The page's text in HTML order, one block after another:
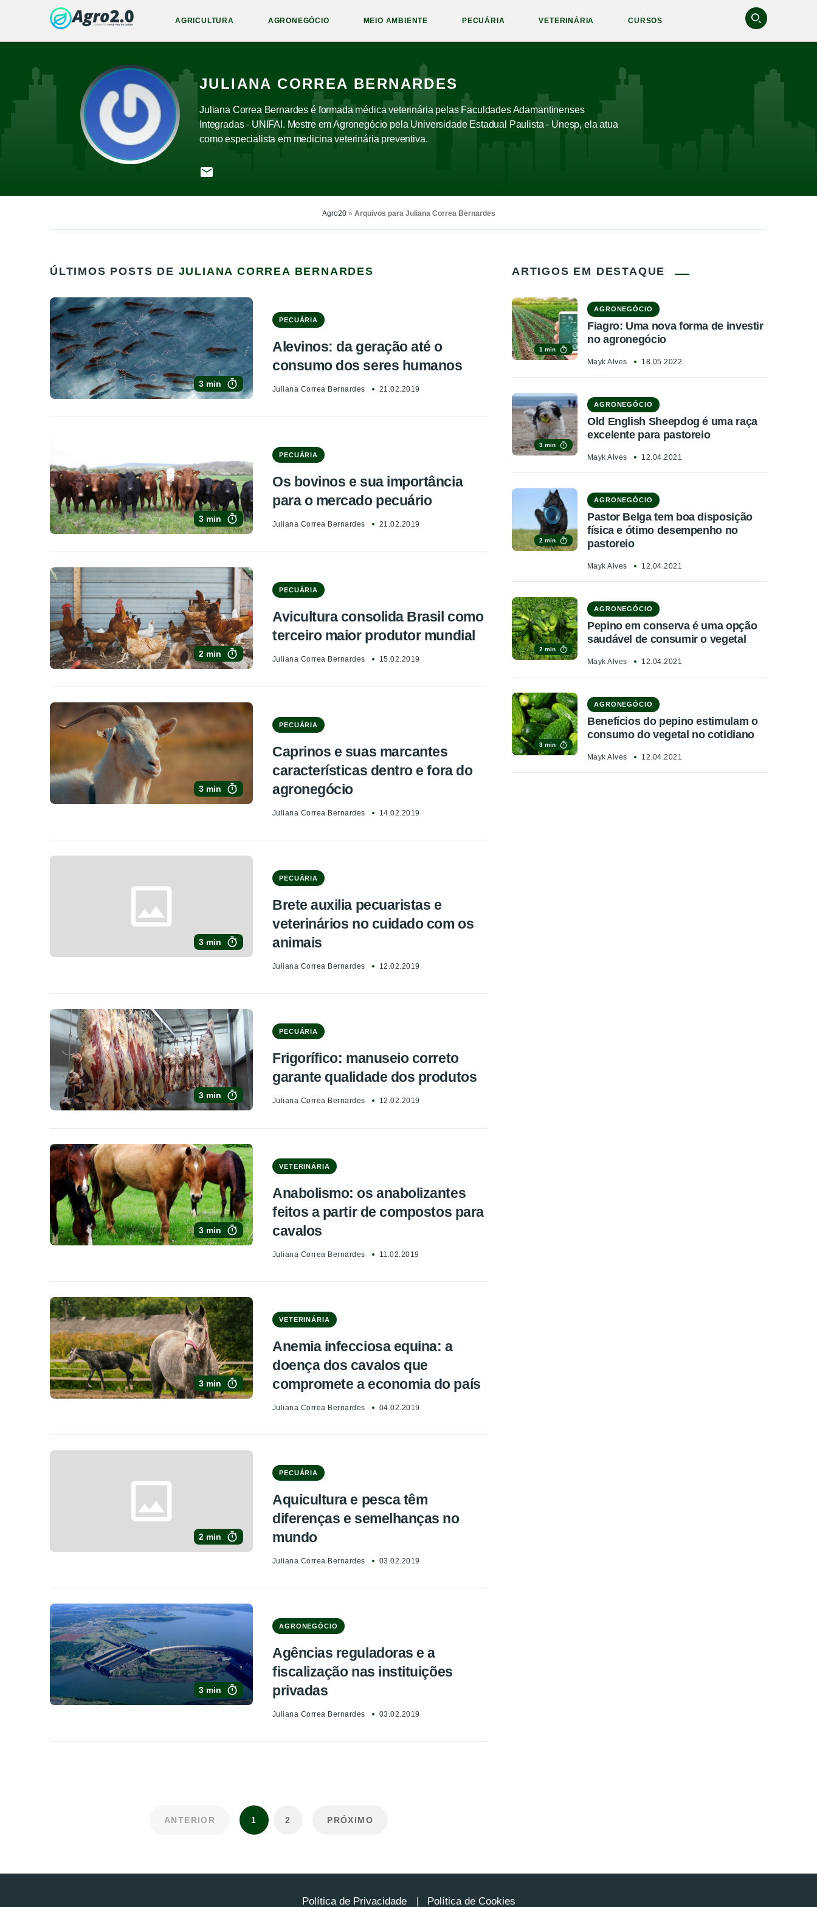
AGRICULTURA AGRONEGÓCIO MEIO AMBIENTE PECUÁRIA VETERINÁRIA CURSOS
JULIANA CORREA BERNARDES
Juliana Correa Bernardes é formada médica veterinária pelas Faculdades Adamantinenses
Integradas - UNIFAI. Mestre em Agronegócio pela Universidade Estadual Paulista - Unesp, ela atua
como especialista em medicina veterinária preventiva.
Agro20» Arquivos para Juliana Correa Bernardes
ÚLTIMOS POSTS DE JULIANA CORREA BERNARDES
3 min
PECUÁRIA
Alevinos: da geração até o
consumo dos seres humanos
Juliana Correa Bernardes 21.02.2019
3 min
PECUÁRIA
Os bovinos e sua importância
para o mercado pecuário
Juliana Correa Bernardes 21.02.2019
2 min
PECUÁRIA
Avicultura consolida Brasil como
terceiro maior produtor mundial
Juliana Correa Bernardes 15.02.2019
3 min
PECUÁRIA
Caprinos e suas marcantes
características dentro e fora do
agronegócio
Juliana Correa Bernardes 14.02.2019
3 min
PECUÁRIA
Brete auxilia pecuaristas e
veterinários no cuidado com os
animais
Juliana Correa Bernardes 12.02.2019
3 min
PECUÁRIA
Frigorífico: manuseio correto
garante qualidade dos produtos
Juliana Correa Bernardes 12.02.2019
3 min
VETERINÁRIA
Anabolismo: os anabolizantes
feitos a partir de compostos para
cavalos
Juliana Correa Bernardes 11.02.2019
3 min
VETERINÁRIA
Anemia infecciosa equina: a
doença dos cavalos que
compromete a economia do país
Juliana Correa Bernardes 04.02.2019
2 min
PECUÁRIA
Aquicultura e pesca têm
diferenças e semelhanças no
mundo
Juliana Correa Bernardes 03.02.2019
3 min
AGRONEGÓCIO
Agências reguladoras e a
fiscalização nas instituições
privadas
Juliana Correa Bernardes 03.02.2019
ANTERIOR 1 2 PRÓXIMO
ARTIGOS EM DESTAQUE
1 min
AGRONEGÓCIO
Fiagro: Uma nova forma de investir
no agronegócio
Mayk Alves 18.05.2022
3 min
AGRONEGÓCIO
Old English Sheepdog é uma raça
excelente para pastoreio
Mayk Alves 12.04.2021
2 min
AGRONEGÓCIO
Pastor Belga tem boa disposição
física e ótimo desempenho no
pastoreio
Mayk Alves 12.04.2021
2 min
AGRONEGÓCIO
Pepino em conserva é uma opção
saudável de consumir o vegetal
Mayk Alves 12.04.2021
3 min
AGRONEGÓCIO
Benefícios do pepino estimulam o
consumo do vegetal no cotidiano
Mayk Alves 12.04.2021
Política de Privacidade Política de Cookies